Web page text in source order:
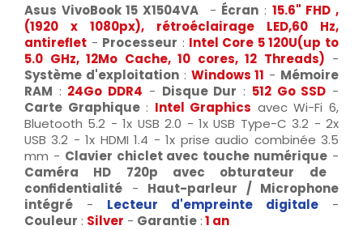
Asus VivoBook 15 X1504VA - Écran : 15.6" FHD ,
(1920 x 1080px), rétroéclairage LED,60 Hz,
antireflet - Processeur : Intel Core 5 120U(up to
5.0 GHz, 12Mo Cache, 10 cores, 12 Threads) -
Système d'exploitation: Windows 11 - Mémoire
RAM : 24Go DDR4 - Disque Dur : 512 Go SSD -
Carte Graphique: Intel Graphics avec Wi-Fi 6,
Bluetooth 5.2 - 1x USB 2.0 - 1x USB Type-C 3.2 - 2x
USB 3.2 - 1x HDMI 1.4 - 1x prise audio combinée 3.5
mm - Clavier chiclet avec touche numérique -
Caméra HD 720p avec obturateur de
confidentialité - Haut-parleur / Microphone
intégré - Lecteur d'empreinte digitale
-
Couleur : Silver - Garantie :1 an